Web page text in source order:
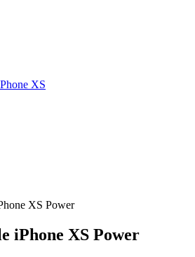
XS
XS Power
iPhone XS Power